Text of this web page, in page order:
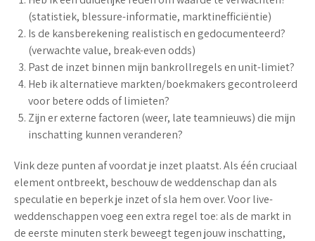
(statistiek, blessure-informatie, marktinefficiëntie)
Is de kansberekening realistisch en gedocumenteerd?
(verwachte value, break-even odds)
Past de inzet binnen mijn bankrollregels en unit-limiet?
Heb ik alternatieve markten/boekmakers gecontroleerd
voor betere odds of limieten?
Zijn er externe factoren (weer, late teamnieuws) die mijn
inschatting kunnen veranderen?
Vink deze punten af voordat je inzet plaatst. Als één cruciaal
element ontbreekt, beschouw de weddenschap dan als
speculatie en beperk je inzet of sla hem over. Voor live-
weddenschappen voeg een extra regel toe: als de markt in
de eerste minuten sterk beweegt tegen jouw inschatting,